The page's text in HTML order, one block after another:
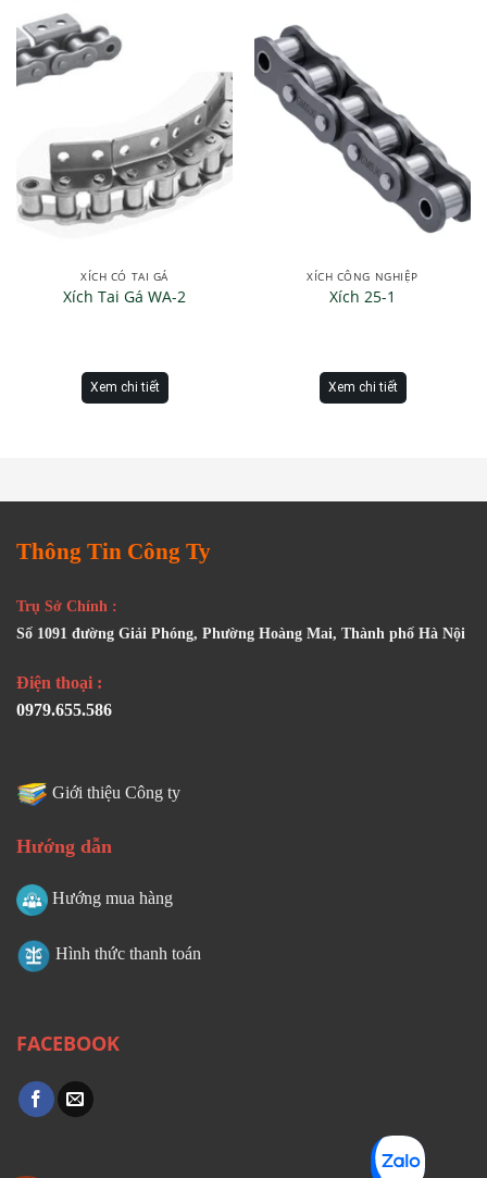
XÍCH CÓ TAI GÁ
Xích Tai Gá WA-2
Xem chi tiết
XÍCH CÔNG NGHIỆP
Xích 25-1
Xem chi tiết
Thông Tin Công Ty
Trụ Sở Chính :
Số 1091 đường Giải Phóng, Phường Hoàng Mai, Thành phố Hà Nội
Điện thoại :
0979.655.586
Giới thiệu Công ty
Hướng dẫn
Hướng mua hàng
Hình thức thanh toán
FACEBOOK